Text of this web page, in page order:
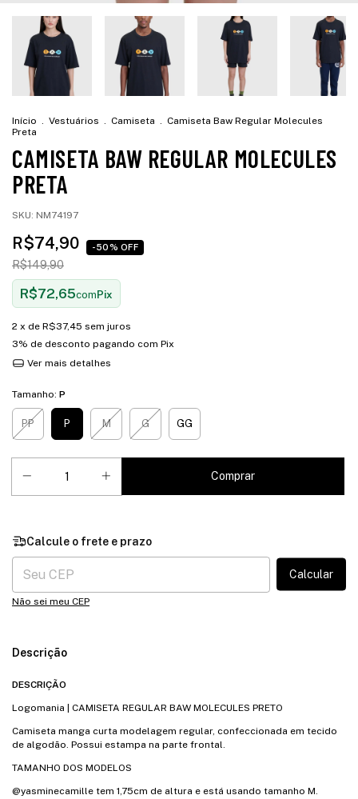
Início . Vestuários . Camiseta . Camiseta Baw Regular Molecules
Preta
CAMISETA BAW REGULAR MOLECULES
PRETA
SKU: NM74197
R$74,90 -50% OFF
R$149,90
R$72,65com Pix
2 x de R$37,45 sem juros
3% de desconto pagando com Pix
Ver mais detalhes
Tamanho: P
PP P M G GG
Entregas para o CEP:
Calcular
Não sei meu CEP
Descrição
DESCRIÇÃO
Logomania | CAMISETA REGULAR BAW MOLECULES PRETO
Camiseta manga curta modelagem regular, confeccionada em tecido
de algodão. Possui estampa na parte frontal.
TAMANHO DOS MODELOS
@yasminecamille tem 1,75cm de altura e está usando tamanho M.